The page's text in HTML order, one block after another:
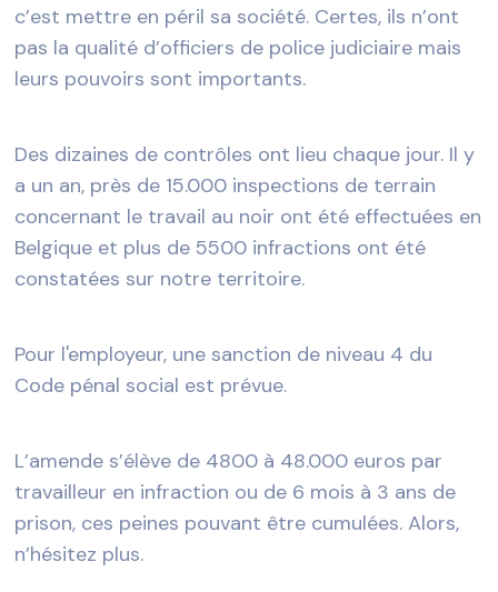
c’est mettre en péril sa société. Certes, ils n’ont
pas la qualité d’officiers de police judiciaire mais
leurs pouvoirs sont importants.
Des dizaines de contrôles ont lieu chaque jour. Il y
a un an, près de 15.000 inspections de terrain
concernant le travail au noir ont été effectuées en
Belgique et plus de 5500 infractions ont été
constatées sur notre territoire.
Pour l'employeur, une sanction de niveau 4 du
Code pénal social est prévue.
L’amende s’élève de 4800 à 48.000 euros par
travailleur en infraction ou de 6 mois à 3 ans de
prison, ces peines pouvant être cumulées. Alors,
n’hésitez plus.